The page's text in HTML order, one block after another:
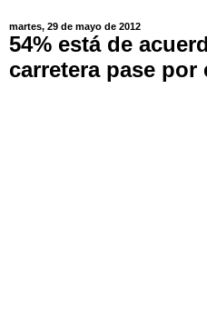
martes, 29 de mayo de 2012
54% está de
carretera pase por